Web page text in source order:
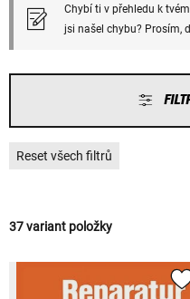
Chybí ti v přehledu k
jsi našel chybu? Prosím,
Reset všech filtrů
37 variant položky